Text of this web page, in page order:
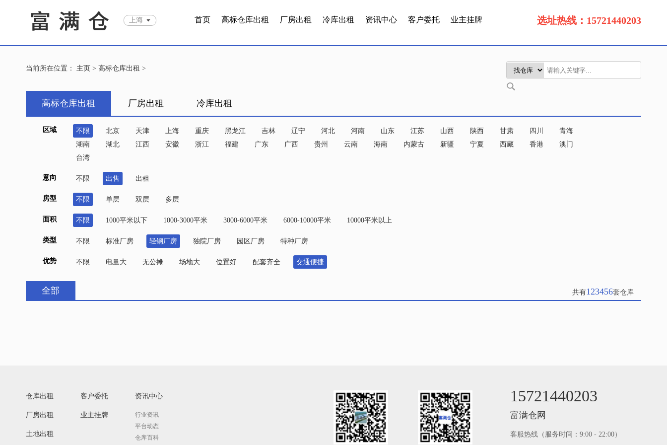
上海 首页 高标仓库出租 厂房出租 冷库出租 资讯中心 客户委托 业主挂牌 选址热线：15721440203
当前所在位置： 主页 > 高标仓库出租 >
高标仓库出租 厂房出租 冷库出租
区域 不限 北京 天津 上海 重庆 黑龙江 吉林 辽宁 河北 河南 山东 江苏 山西 陕西 甘肃 四川
青海
湖南
湖北 江西 安徽 浙江 福建 广东 广西 贵州 云南 海南 内蒙古 新疆 宁夏 西藏 香港
澳门
台湾
意向 不限 出售 出租
房型 不限 单层 双层 多层
面积 不限 1000平米以下 1000-3000平米 3000-6000平米 6000-10000平米 10000平米以上
类型 不限 标准厂房 轻钢厂房 独院厂房 园区厂房 特种厂房
优势 不限 电量大 无公摊 场地大 位置好 配套齐全 交通便捷
全部 共有123456套仓库
仓库出租
厂房出租
土地出租
客户委托
业主挂牌
资讯中心
行业资讯
平台动态
仓库百科
15721440203
富满仓网
客服热线（服务时间：9:00 - 22:00）